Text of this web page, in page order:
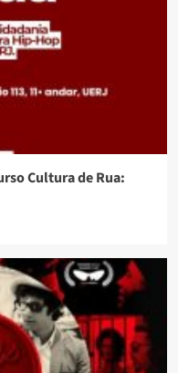
Cultura de Rua: